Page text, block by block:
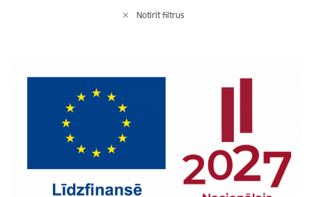
Notīrīt filtrus